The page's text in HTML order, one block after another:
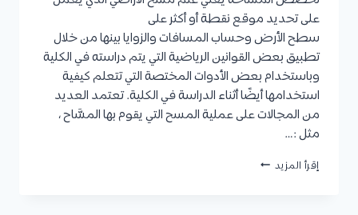
على تحديد موقع نقطة أو أكثر على
سطح الأرض وحساب المسافات والزوايا بينها من خلال
تطبيق بعض القوانين الرياضية التي يتم دراسته في الكلية
وباستخدام بعض الأدوات المختصة التي تتعلم كيفية
استخدامها أيضًا أثناء الدراسة في الكلية. تعتمد العديد
من المجالات على عملية المسح التي يقوم بها المسَّاح ،
مثل :…
إقرأ المزيد تخصص